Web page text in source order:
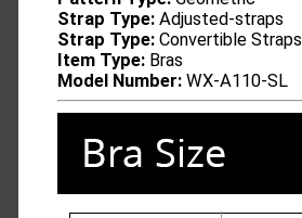
Strap Type: Adjusted-straps
Strap Type: Convertible Straps
Item Type: Bras
Model Number: WX-A110-SL